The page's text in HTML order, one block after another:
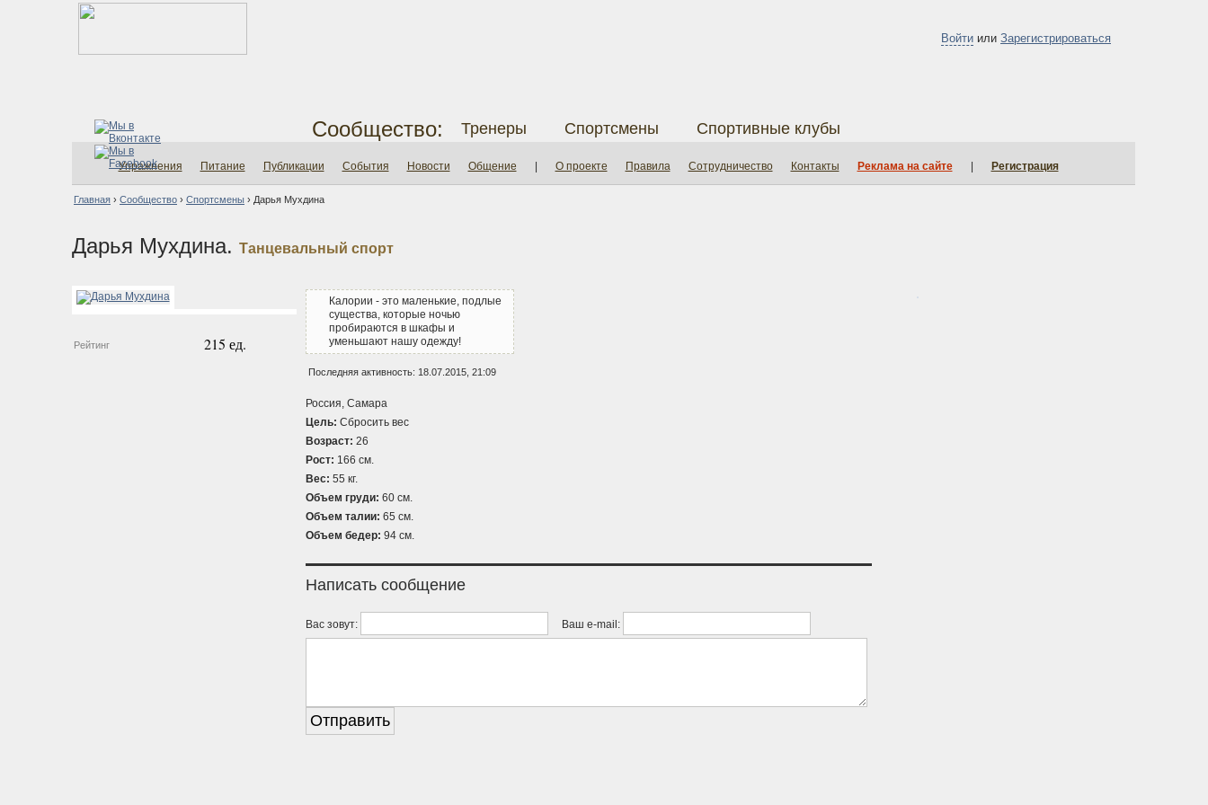
Войти или Зарегистрироваться
Сообщество: Тренеры Спортсмены Спортивные клубы
Упражнения Питание Публикации События Новости Общение О проекте Правила Сотрудничество Контакты Реклама на сайте Регистрация
Главная › Сообщество › Спортсмены › Дарья Мухдина
Дарья Мухдина. Танцевальный спорт
Рейтинг 215 ед.
Калории - это маленькие, подлые
существа, которые ночью
пробираются в шкафы и
уменьшают нашу одежду!
Последняя активность: 18.07.2015, 21:09
Россия, Самара
Цель: Сбросить вес
Возраст: 26
Рост: 166 см.
Вес: 55 кг.
Объем груди: 60 см.
Объем талии: 65 см.
Объем бедер: 94 см.
Написать сообщение
Вас зовут: Ваш e-mail: